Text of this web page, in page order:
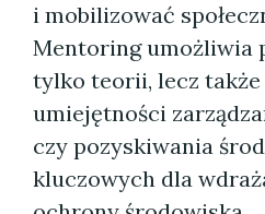
i mobilizować
Mentoring umożliwia
tylko teorii, lecz
umiejętności
czy pozyskiwania
kluczowych dla